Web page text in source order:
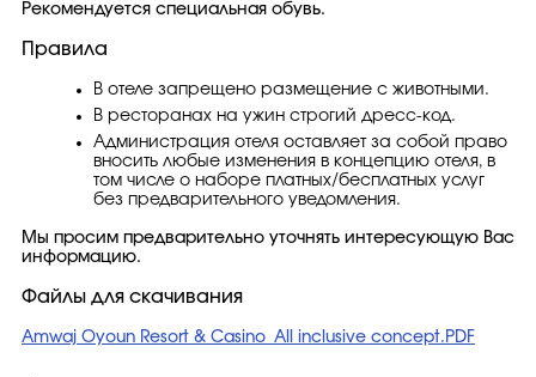
Рекомендуется специальная обувь.
Правила
В отеле запрещено размещение с животными.
В ресторанах на ужин строгий дресс-код.
Администрация отеля оставляет за собой право
вносить любые изменения в концепцию отеля, в
том числе о наборе платных/бесплатных услуг
без предварительного уведомления.
Мы просим предварительно уточнять интересующую Вас
информацию.
Файлы для скачивания
Amwaj Oyoun Resort & Casino_All inclusive concept.PDF